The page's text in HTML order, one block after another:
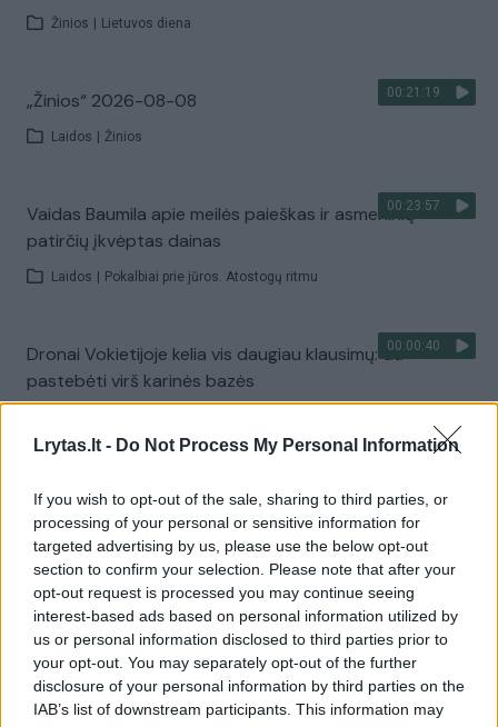
Lrytas.lt - Do Not Process My Personal Information
If you wish to opt-out of the sale, sharing to third parties, or
processing of your personal or sensitive information for
targeted advertising by us, please use the below opt-out
section to confirm your selection. Please note that after your
opt-out request is processed you may continue seeing
interest-based ads based on personal information utilized by
us or personal information disclosed to third parties prior to
your opt-out. You may separately opt-out of the further
disclosure of your personal information by third parties on the
IAB’s list of downstream participants. This information may
Žinios Lietuvos diena
00:21:19
„Žinios“ 2026-08-08
Laidos Žinios
00:23:57
Vaidas Baumila apie meilės paieškas ir asmeninių
patirčių įkvėptas dainas
Laidos Pokalbiai prie jūros. Atostogų ritmu
00:00:40
Dronai Vokietijoje kelia vis daugiau klausimų: du
pastebėti virš karinės bazės
Visi įrašai
Žiūrimiausi įrašai
00:00:30
Vaizdai iš tragiškos avarijos Vilniaus r.: dviejų moterų ir
vaiko gyvybių išgelbėti nepavyko